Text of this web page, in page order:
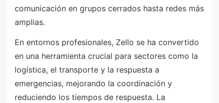
comunicación en grupos cerrados hasta redes más
amplias.
En entornos profesionales, Zello se ha convertido
en una herramienta crucial para sectores como la
logística, el transporte y la respuesta a
emergencias, mejorando la coordinación y
reduciendo los tiempos de respuesta. La